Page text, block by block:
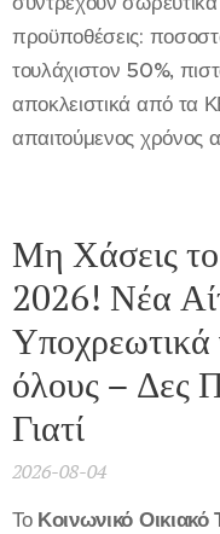
προϋποθέσεις:
τουλάχιστον 50%,
αποκλειστικά από τα
απαιτούμενος χρόνος
Μη Χάσεις
2026! Νέα
Υποχρεωτικά
όλους – Δες
Γιατί
2026-08-04
Το Κοινωνικό Οικιακό